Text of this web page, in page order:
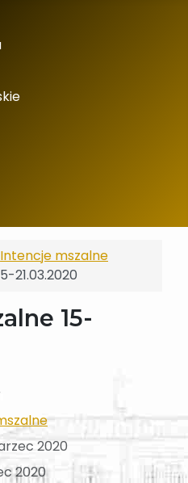
Intencje mszalne
21.03.2020
15-
2020
2020